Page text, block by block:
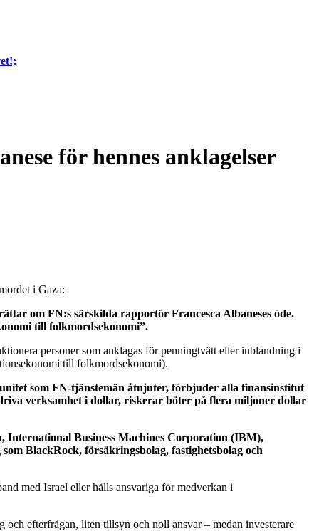
för hennes anklagelser
i Gaza:
om FN:s särskilda rapportör Francesca Albaneses öde.
till folkmordsekonomi”.
personer som anklagas för penningtvätt eller inblandning i
till folkmordsekonomi).
som FN-tjänstemän åtnjuter, förbjuder alla finansinstitut
verksamhet i dollar, riskerar böter på flera miljoner dollar
International Business Machines Corporation (IBM),
BlackRock, försäkringsbolag, fastighetsbolag och
med Israel eller hålls ansvariga för medverkan i
och efterfrågan, liten tillsyn och noll ansvar – medan investerare